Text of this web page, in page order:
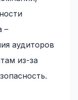
–
аудиторов
из-за